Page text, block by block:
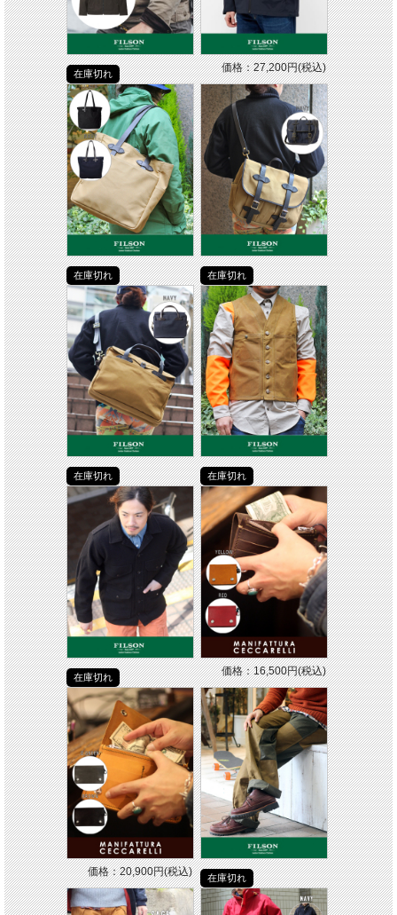
在庫切れ 価格：27,200円(税込)
在庫切れ 在庫切れ
在庫切れ 在庫切れ
在庫切れ 価格：16,500円(税込)
価格：20,900円(税込) 在庫切れ